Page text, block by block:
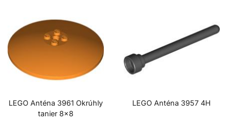
LEGO Anténa 3961 Okrúhly
tanier 8×8
LEGO Anténa 3957 4H